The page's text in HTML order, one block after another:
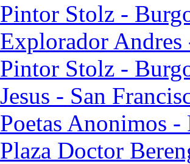
Stolz -
Andres
Stolz -
- San
Anonimos
Doctor